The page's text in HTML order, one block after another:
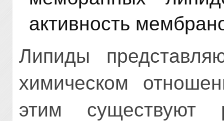
активность
Липиды
химическом
этим